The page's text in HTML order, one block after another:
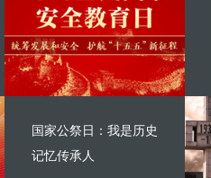
国家公祭日：我是历史
记忆传承人